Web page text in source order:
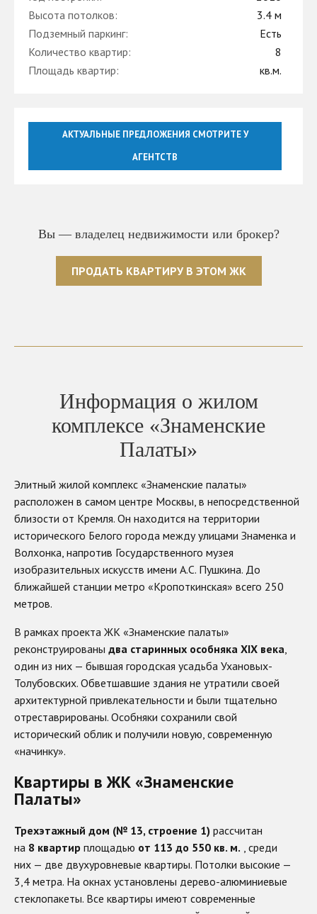
Высота потолков:
3.4 м
Подземный паркинг:
Есть
Количество квартир:
8
Площадь квартир:
кв.м.
АКТУАЛЬНЫЕ ПРЕДЛОЖЕНИЯ СМОТРИТЕ У
АГЕНТСТВ
Вы — владелец недвижимости или брокер?
ПРОДАТЬ КВАРТИРУ В ЭТОМ ЖК
Информация о жилом
комплексе «Знаменские
Палаты»
Элитный жилой комплекс «Знаменские палаты»
расположен в самом центре Москвы, в непосредственной
близости от Кремля. Он находится на территории
исторического Белого города между улицами Знаменка и
Волхонка, напротив Государственного музея
изобразительных искусств имени А.С. Пушкина. До
ближайшей станции метро «Кропоткинская» всего 250
метров.
В рамках проекта ЖК «Знаменские палаты»
реконструированы два старинных особняка XIX века
один из них — бывшая городская усадьба Ухановых-
Толубовских. Обветшавшие здания не утратили своей
архитектурной привлекательности и были тщательно
отреставрированы. Особняки сохранили свой
исторический облик и получили новую, современную
«начинку».
Квартиры в ЖК «Знаменские
Палаты»
Трехэтажный дом (№ 13, строение 1) рассчитан
на 8 квартир площадью от 113 до 550 кв. м. , среди
них — две двухуровневые квартиры. Потолки высокие —
3,4 метра. На окнах установлены дерево-алюминиевые
стеклопакеты. Все квартиры имеют современные